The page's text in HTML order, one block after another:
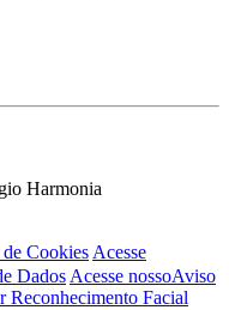
Harmonia
Cookies Acesse
Dados Acesse nossoAviso
Reconhecimento Facial